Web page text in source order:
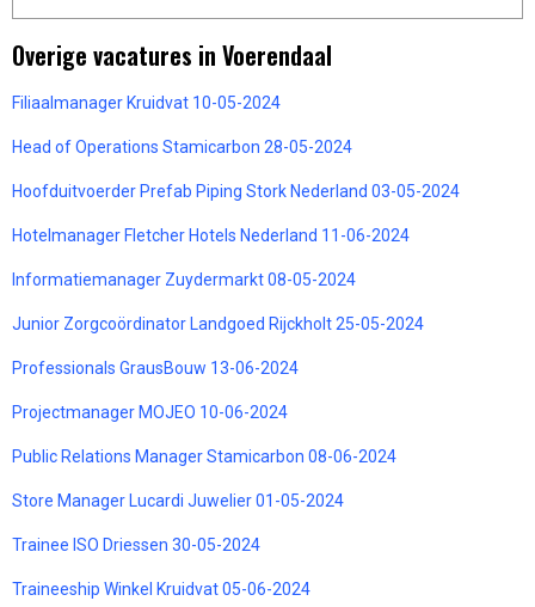
Overige vacatures in Voerendaal
Filiaalmanager Kruidvat 10-05-2024
Head of Operations Stamicarbon 28-05-2024
Hoofduitvoerder Prefab Piping Stork Nederland 03-05-2024
Hotelmanager Fletcher Hotels Nederland 11-06-2024
Informatiemanager Zuydermarkt 08-05-2024
Junior Zorgcoördinator Landgoed Rijckholt 25-05-2024
Professionals GrausBouw 13-06-2024
Projectmanager MOJEO 10-06-2024
Public Relations Manager Stamicarbon 08-06-2024
Store Manager Lucardi Juwelier 01-05-2024
Trainee ISO Driessen 30-05-2024
Traineeship Winkel Kruidvat 05-06-2024